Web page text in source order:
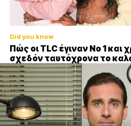
Did you know
Πώς οι TLC έγιναν Νο 1 και
σχεδόν ταυτόχρονα το